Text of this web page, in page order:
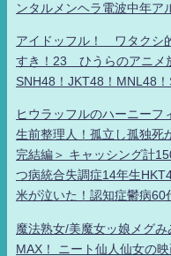
ンタルメンヘラ電波中年ア
アイドッフル！ ワタクシ
すき！23 ひうらのアニメ
SNH48！JKT48！MNL48
ヒウラッフルのハーニーフ
生前整理人！孤立し孤独死
完結編＞ キャッシング計
つ病統合失調症14年生
米が泣いた！認知症鬱病60
魔法熟女/美魔女ッ娘メグ
MAX！ ニート仙人仙女の